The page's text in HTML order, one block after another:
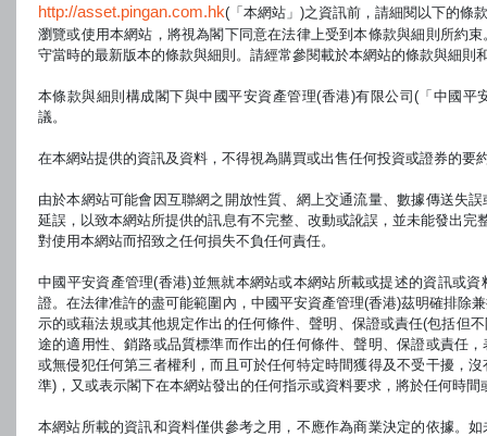
人民幣現時不可自由兌換，並受外匯管制及限制的規管
的匯率變動而受到不利影響。
而這可能影響基金應付人民幣計值單位類別的單位持有
投資者的基礎貨幣不會貶值。人民幣的任何貶值可能對
造成不利影響。
儘管離岸人民幣（「CNH」）及境內人民幣（「CNY」
買賣。CNH與CNY間出現任何差異，可能對投資者構成不
13.與子基金以資本派息有關的風險
以資本支付股息等於向投資者歸還或提取其部分原投資額
任何該等派息可能導致每單位資產淨值即時減少。
中國平安精選投資基金系列－ 平安貨幣基金（“本基金”)已獲香港證券及期貨事務監察
http://asset.pingan.com.hk(「本網站」)之資訊前，請細閱以下的條
瀏覽或使用本網站，將視為閣下同意在法律上受到本條款與細則所約
守當時的最新版本的條款與細則。請經常參閱載於本網站的條款與細則
本條款與細則構成閣下與中國平安資產管理(香港)有限公司(「中國平
議。
在本網站提供的資訊及資料，不得視為購買或出售任何投資或證券的要
由於本網站可能會因互聯網之開放性質、網上交通流量、數據傳送失
延誤，以致本網站所提供的訊息有不完整、改動或訛誤，並未能發出完
對使用本網站而招致之任何損失不負任何責任。
中國平安資產管理(香港)並無就本網站或本網站所載或提述的資訊或
證。在法律准許的盡可能範圍內，中國平安資產管理(香港)茲明確排除
示的或藉法規或其他規定作出的任何條件、聲明、保證或責任(包括但
途的適用性、銷路或品質標準而作出的任何條件、聲明、保證或責任
或無侵犯任何第三者權利，而且可於任何特定時間獲得及不受干擾，
準)，又或表示閣下在本網站發出的任何指示或資料要求，將於任何時
本網站所載的資訊和資料僅供參考之用，不應作為商業決定的依據。